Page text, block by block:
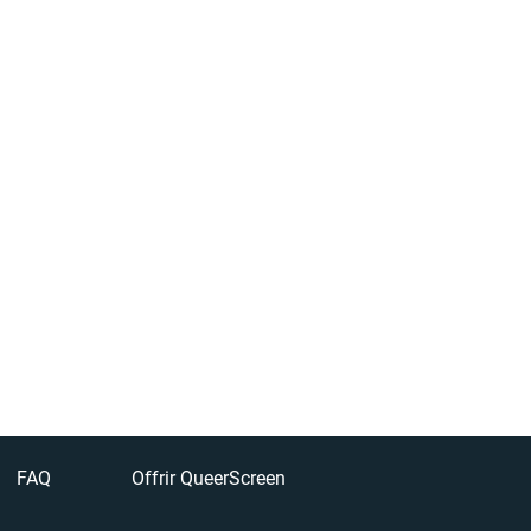
FAQ Offrir QueerScreen